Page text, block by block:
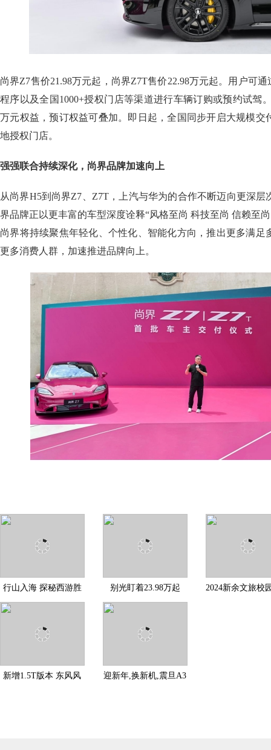
尚界Z7售价21.98万元起，尚界Z7T售价22.98万元起。用户可
程序以及全国1000+授权门店等渠道进行车辆订购或预约试驾
万元权益，预订权益可叠加。即日起，全国同步开启大规模交
地授权门店。
强强联合持续深化，尚界品牌加速向上
从尚界H5到尚界Z7、Z7T，上汽与华为的合作不断迈向更深
界品牌正以更丰富的车型深度诠释“风格至尚 科技至尚 信赖至
尚界将持续聚焦年轻化、个性化、智能化方向，推出更多满足
更多消费人群，加速推进品牌向上。
行山入海 探秘西游胜
别光盯着23.98万起
2024新余文旅校
新增1.5T版本 东风风
迎新年,换新机,震旦A3